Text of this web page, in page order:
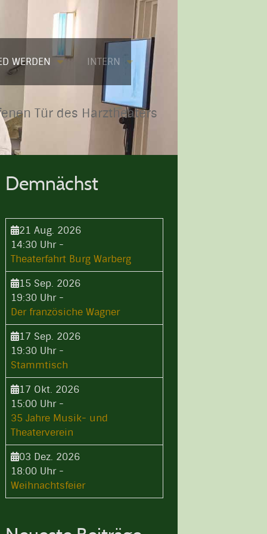
WERDEN INTERN
Tür des Harztheaters
Demnächst
21 Aug. 2026
14:30 Uhr-
Theaterfahrt Burg Warberg
15 Sep. 2026
19:30 Uhr-
Der französiche Wagner
17 Sep. 2026
19:30 Uhr-
Stammtisch
17 Okt. 2026
15:00 Uhr-
35 Jahre Musik- und
Theaterverein
03 Dez. 2026
18:00 Uhr-
Weihnachtsfeier